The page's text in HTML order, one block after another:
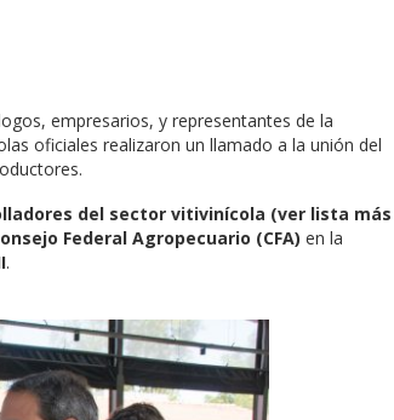
empresarios, y representantes de la
oficiales realizaron un llamado a la unión del
del sector vitivinícola (ver lista más
Federal Agropecuario (CFA) en la
.